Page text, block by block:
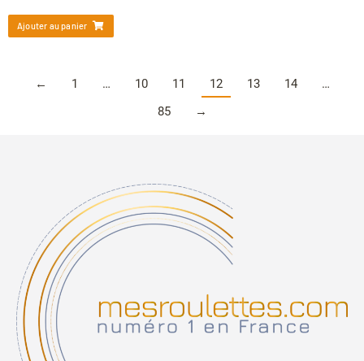
Ajouter au panier
← 1 … 10 11 12 13 14
…
85
→